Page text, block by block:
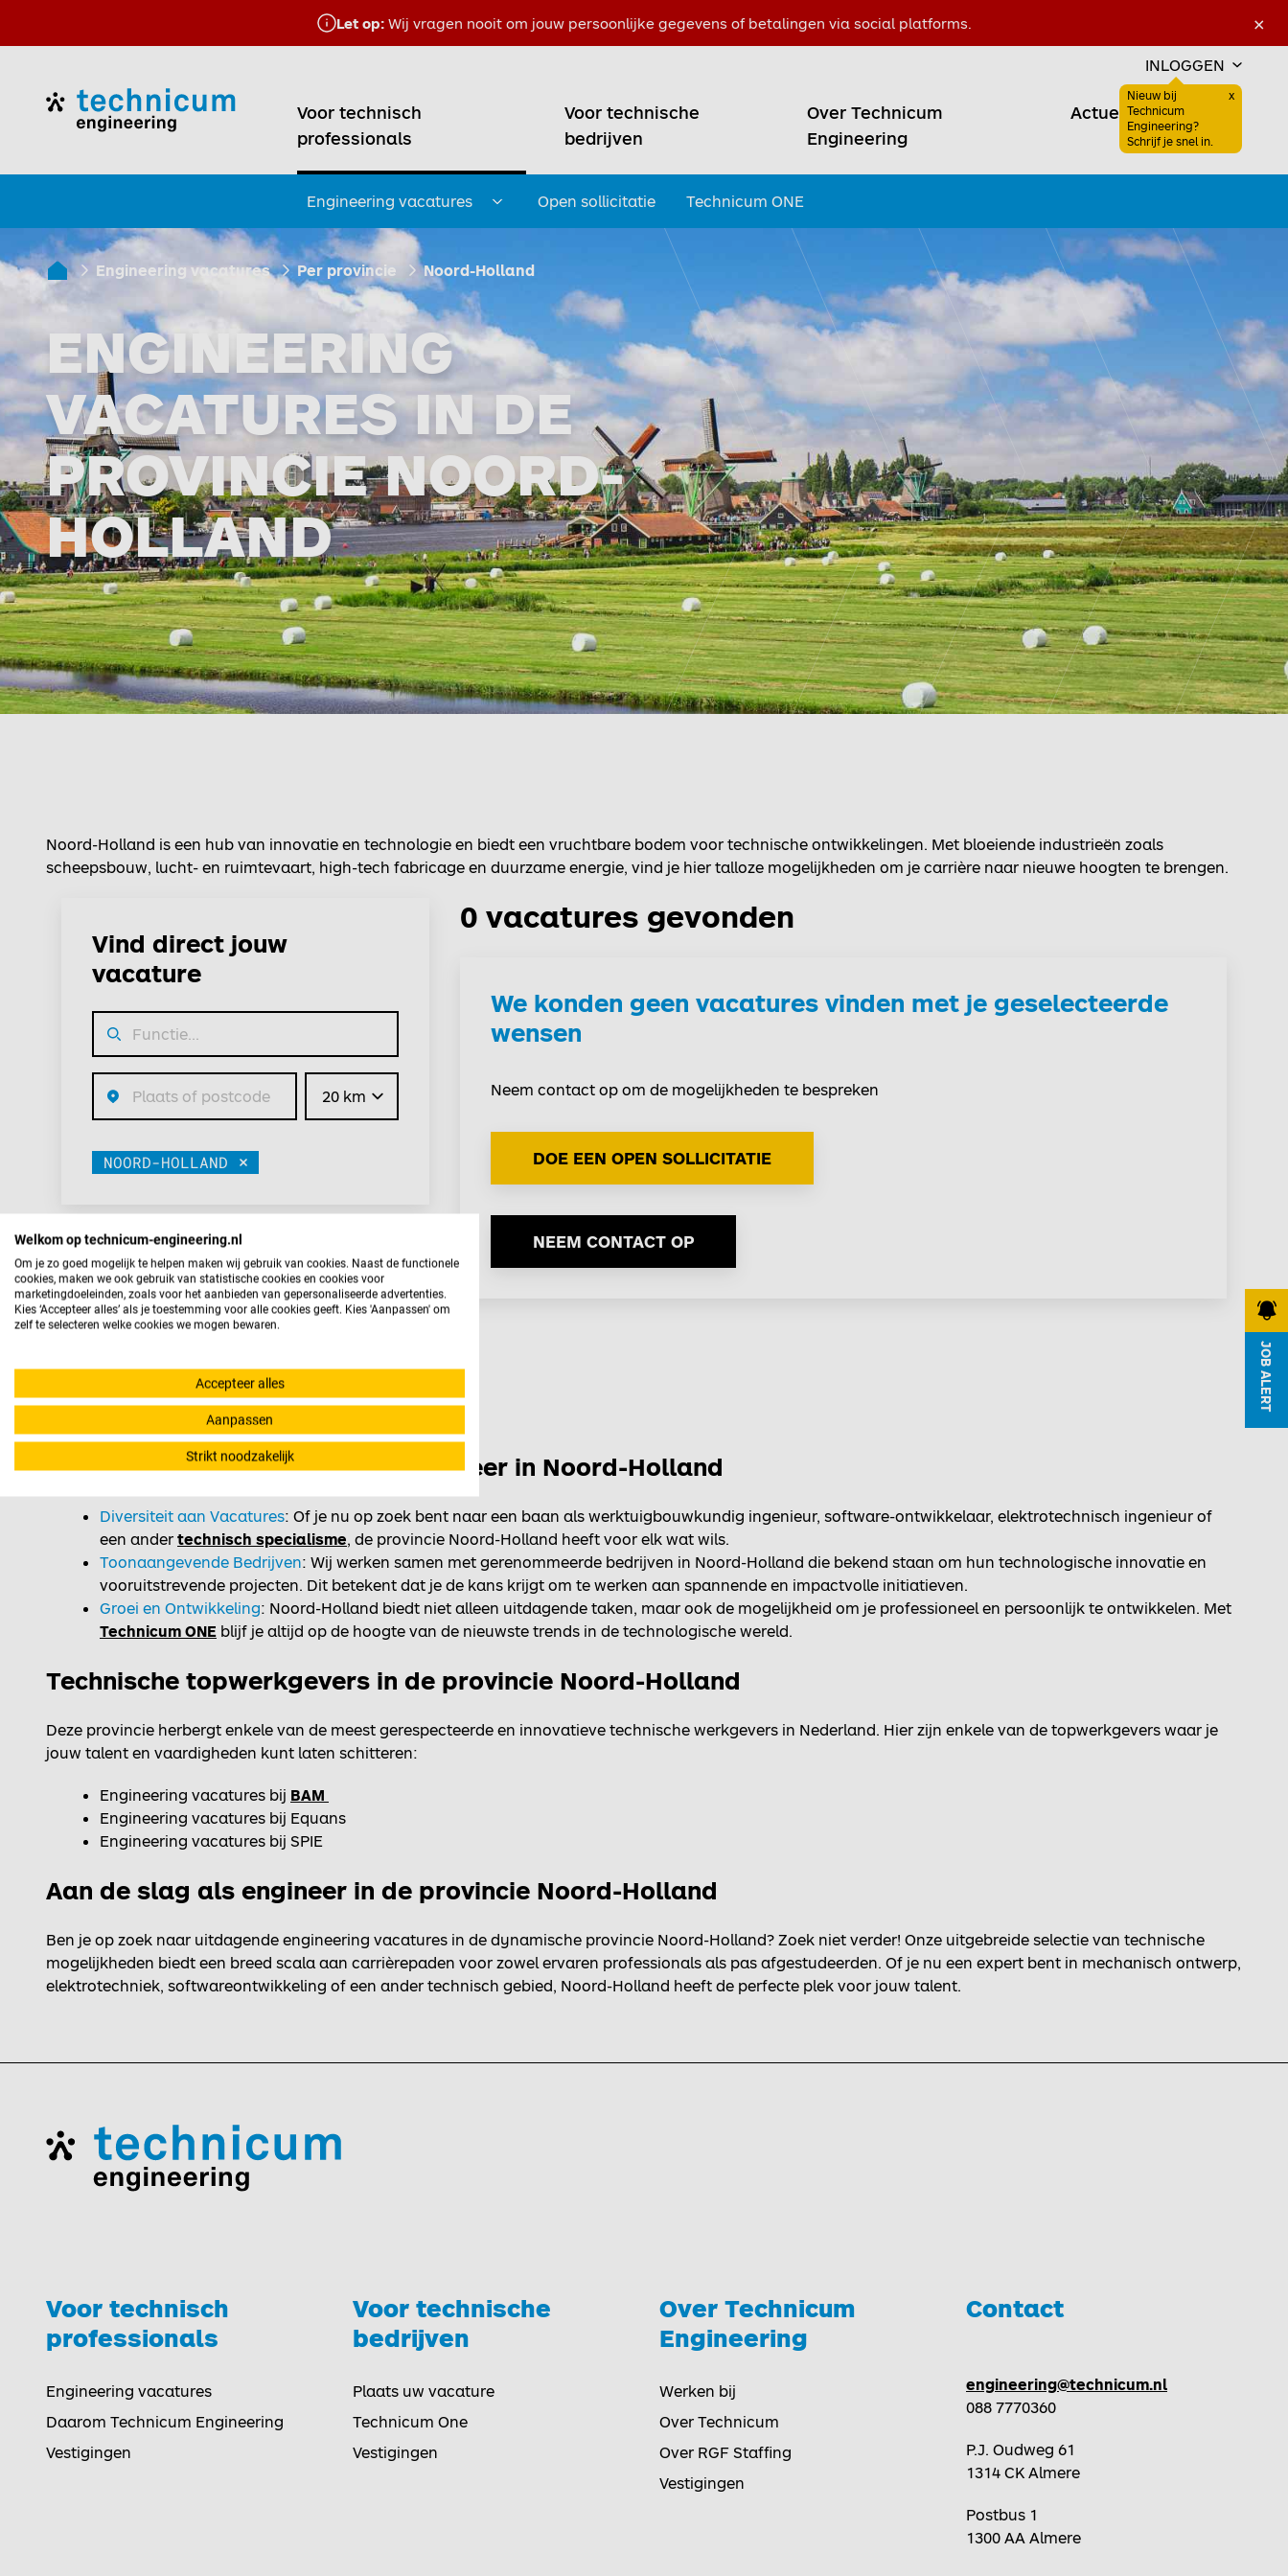
×
Let op:Wij vragen nooit om jouw persoonlijke gegevens of betalingen via social platforms.
Home
INLOGGEN
Nieuw bij
Technicum
Engineering?
Schrijf je snel in.
x
Voor technisch
professionals
Voor technische
bedrijven
Over Technicum
Engineering
Actueel
Zoeken
Engineering vacatures
Open sollicitatie Technicum ONE
Voor technisch professionals
Engineering vacatures Per provincie Noord-Holland
ENGINEERING
VACATURES IN DE
PROVINCIE NOORD-
HOLLAND
Noord-Holland is een hub van innovatie en technologie en biedt een vruchtbare bodem voor technische ontwikkelingen. Met bloeiende industrieën zoals
scheepsbouw, lucht- en ruimtevaart, high-tech fabricage en duurzame energie, vind je hier talloze mogelijkheden om je carrière naar nieuwe hoogten te brengen.
JOB ALERT
Vind direct jouw
vacature
NOORD-HOLLAND Verwijder
Filter de vacatures
0 vacatures gevonden
We konden geen vacatures vinden met je geselecteerde
wensen
Neem contact op om de mogelijkheden te bespreken
DOE EEN OPEN SOLLICITATIE
NEEM CONTACT OP
De voordelen van werken als engineer in Noord-Holland
Diversiteit aan Vacatures: Of je nu op zoek bent naar een baan als werktuigbouwkundig ingenieur, software-ontwikkelaar, elektrotechnisch ingenieur of
een ander technisch specialisme, de provincie Noord-Holland heeft voor elk wat wils.
Toonaangevende Bedrijven: Wij werken samen met gerenommeerde bedrijven in Noord-Holland die bekend staan om hun technologische innovatie en
vooruitstrevende projecten. Dit betekent dat je de kans krijgt om te werken aan spannende en impactvolle initiatieven.
Groei en Ontwikkeling: Noord-Holland biedt niet alleen uitdagende taken, maar ook de mogelijkheid om je professioneel en persoonlijk te ontwikkelen. Met
Technicum ONE blijf je altijd op de hoogte van de nieuwste trends in de technologische wereld.
Technische topwerkgevers in de provincie Noord-Holland
Deze provincie herbergt enkele van de meest gerespecteerde en innovatieve technische werkgevers in Nederland. Hier zijn enkele van de topwerkgevers waar je
jouw talent en vaardigheden kunt laten schitteren:
Engineering vacatures bij BAM
Engineering vacatures bij Equans
Engineering vacatures bij SPIE
Aan de slag als engineer in de provincie Noord-Holland
Ben je op zoek naar uitdagende engineering vacatures in de dynamische provincie Noord-Holland? Zoek niet verder! Onze uitgebreide selectie van technische
mogelijkheden biedt een breed scala aan carrièrepaden voor zowel ervaren professionals als pas afgestudeerden. Of je nu een expert bent in mechanisch ontwerp,
elektrotechniek, softwareontwikkeling of een ander technisch gebied, Noord-Holland heeft de perfecte plek voor jouw talent.
Voor technisch
professionals
Toggle
Engineering vacatures
Daarom Technicum Engineering
Vestigingen
Voor technische
bedrijven
Toggle
Plaats uw vacature
Technicum One
Vestigingen
Over Technicum
Engineering
Werken bij
Over Technicum
Over RGF Staffing
Vestigingen
Contact
engineering@technicum.nl
088 7770360
P.J. Oudweg 61
1314 CK Almere
Postbus 1
1300 AA Almere
Welkom op technicum-engineering.nl
Om je zo goed mogelijk te helpen maken wij gebruik van cookies. Naast de functionele
cookies, maken we ook gebruik van statistische cookies en cookies voor
marketingdoeleinden, zoals voor het aanbieden van gepersonaliseerde advertenties.
Kies ‘Accepteer alles’ als je toestemming voor alle cookies geeft. Kies 'Aanpassen' om
zelf te selecteren welke cookies we mogen bewaren.
Accepteer alles
Aanpassen
Strikt noodzakelijk